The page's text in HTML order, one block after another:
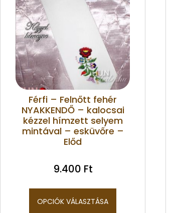
Férfi – Felnőtt fehér
NYAKKENDŐ – kalocsai
kézzel hímzett selyem
mintával – esküvőre –
Előd
9.400 Ft
OPCIÓK VÁLASZTÁSA